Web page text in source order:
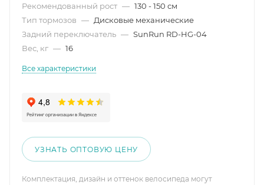
Рекомендованный рост — 130 - 150 см
Тип тормозов — Дисковые механические
Задний переключатель — SunRun RD-HG-04
Вес, кг — 16
Все характеристики
УЗНАТЬ ОПТОВУЮ ЦЕНУ
Комплектация, дизайн и оттенок велосипеда могут